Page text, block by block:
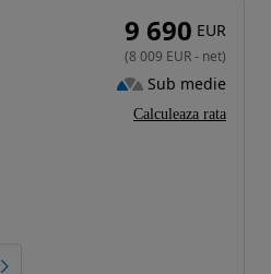
9 690 EUR
(8 009 EUR- net)
Sub medie
Calculeaza rata